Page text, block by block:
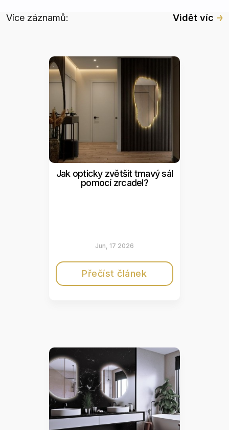
Více záznamů: Vidět víc
Jak opticky zvětšit tmavý sál
pomocí zrcadel?
Jun, 17 2026
Přečíst článek